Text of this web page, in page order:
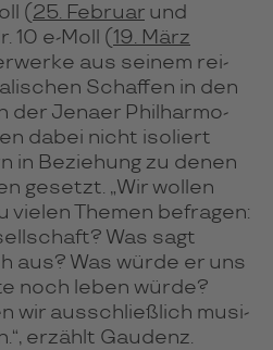
( 25. Fe­bruar und
10 e-Moll ( 19. März
aus sei­nem rei­
Schaf­fen in den
der Jenaer Phil­har­mo­
dabei nicht iso­liert
in Bezie­hung zu denen
gesetzt. „Wir wol­len
The­men befra­gen:
Was sagt
aus? Was würde er uns
noch leben würde?
wir aus­schließ­lich musi­
erzählt Gau­denz.